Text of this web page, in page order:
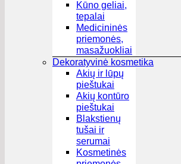
Kūno geliai,
tepalai
Medicininės
priemonės,
masažuokliai
Dekoratyvinė kosmetika
Akių ir lūpų
pieštukai
Akių kontūro
pieštukai
Blakstienų
tušai ir
serumai
Kosmetinės